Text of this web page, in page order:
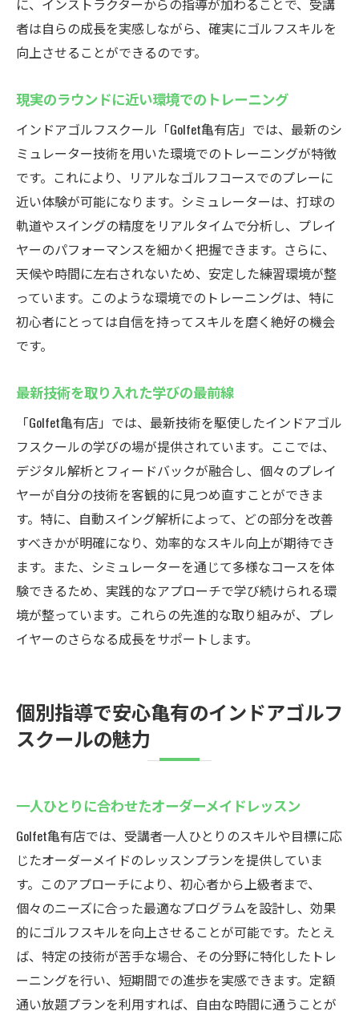
に、インストラクターからの指導が加わることで、受講
者は自らの成長を実感しながら、確実にゴルフスキルを
向上させることができるのです。
現実のラウンドに近い環境でのトレーニング
インドアゴルフスクール「Golfet亀有店」では、最新のシ
ミュレーター技術を用いた環境でのトレーニングが特徴
です。これにより、リアルなゴルフコースでのプレーに
近い体験が可能になります。シミュレーターは、打球の
軌道やスイングの精度をリアルタイムで分析し、プレイ
ヤーのパフォーマンスを細かく把握できます。さらに、
天候や時間に左右されないため、安定した練習環境が整
っています。このような環境でのトレーニングは、特に
初心者にとっては自信を持ってスキルを磨く絶好の機会
です。
最新技術を取り入れた学びの最前線
「Golfet亀有店」では、最新技術を駆使したインドアゴル
フスクールの学びの場が提供されています。ここでは、
デジタル解析とフィードバックが融合し、個々のプレイ
ヤーが自分の技術を客観的に見つめ直すことができま
す。特に、自動スイング解析によって、どの部分を改善
すべきかが明確になり、効率的なスキル向上が期待でき
ます。また、シミュレーターを通じて多様なコースを体
験できるため、実践的なアプローチで学び続けられる環
境が整っています。これらの先進的な取り組みが、プレ
イヤーのさらなる成長をサポートします。
個別指導で安心亀有のインドアゴルフ
スクールの魅力
一人ひとりに合わせたオーダーメイドレッスン
Golfet亀有店では、受講者一人ひとりのスキルや目標に応
じたオーダーメイドのレッスンプランを提供していま
す。このアプローチにより、初心者から上級者まで、
個々のニーズに合った最適なプログラムを設計し、効果
的にゴルフスキルを向上させることが可能です。たとえ
ば、特定の技術が苦手な場合、その分野に特化したトレ
ーニングを行い、短期間での進歩を実感できます。定額
通い放題プランを利用すれば、自由な時間に通うことが